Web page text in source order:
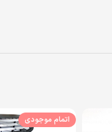
اتمام موجودی